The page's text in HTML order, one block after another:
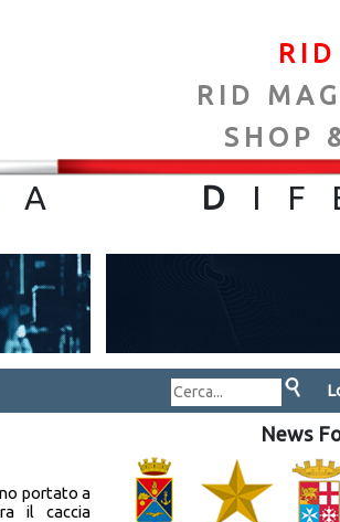
RID
SHOP
D
portato a
il caccia
News